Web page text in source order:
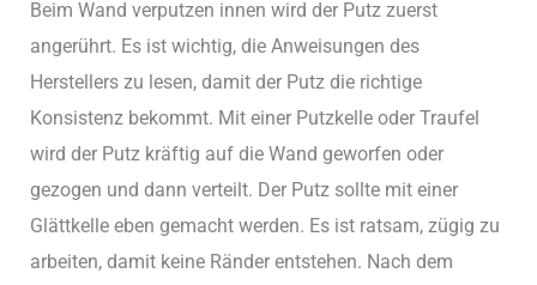
Beim Wand verputzen innen wird der Putz zuerst
angerührt. Es ist wichtig, die Anweisungen des
Herstellers zu lesen, damit der Putz die richtige
Konsistenz bekommt. Mit einer Putzkelle oder Traufel
wird der Putz kräftig auf die Wand geworfen oder
gezogen und dann verteilt. Der Putz sollte mit einer
Glättkelle eben gemacht werden. Es ist ratsam, zügig zu
arbeiten, damit keine Ränder entstehen. Nach dem